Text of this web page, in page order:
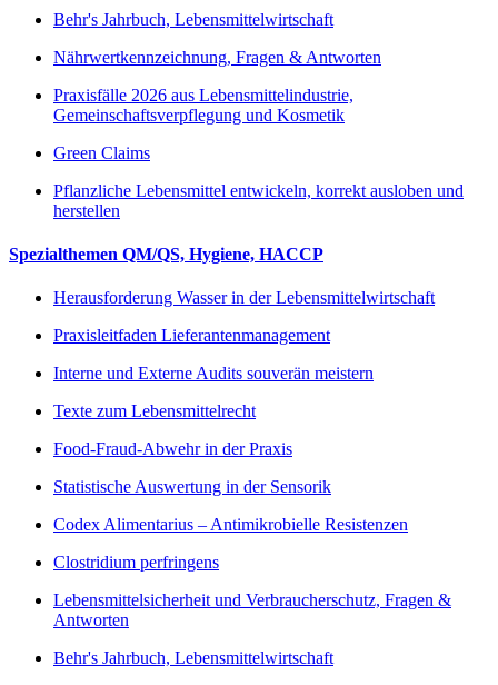
Behr's Jahrbuch, Lebensmittelwirtschaft
Nährwertkennzeichnung, Fragen & Antworten
Praxisfälle 2026 aus Lebensmittelindustrie,
Gemeinschaftsverpflegung und Kosmetik
Green Claims
Pflanzliche Lebensmittel entwickeln, korrekt ausloben und
herstellen
Spezialthemen QM/QS, Hygiene, HACCP
Herausforderung Wasser in der Lebensmittelwirtschaft
Praxisleitfaden Lieferantenmanagement
Interne und Externe Audits souverän meistern
Texte zum Lebensmittelrecht
Food-Fraud-Abwehr in der Praxis
Statistische Auswertung in der Sensorik
Codex Alimentarius – Antimikrobielle Resistenzen
Clostridium perfringens
Lebensmittelsicherheit und Verbraucherschutz, Fragen &
Antworten
Behr's Jahrbuch, Lebensmittelwirtschaft